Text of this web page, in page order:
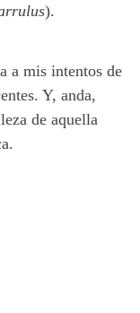
).
a mis intentos de
Y, anda,
de aquella